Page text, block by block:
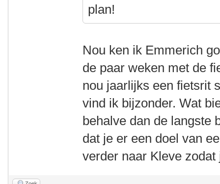
plan!
Nou ken ik Emmerich
de paar weken met de
nou jaarlijks een fietsrit
vind ik bijzonder. Wat
behalve dan de langste
dat je er een doel van
verder naar Kleve